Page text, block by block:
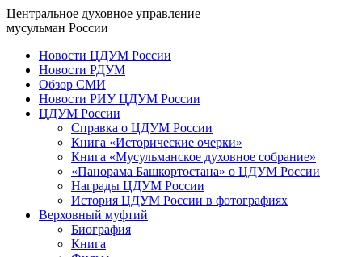
Центральное духовное управление
мусульман России
Новости ЦДУМ России
Новости РДУМ
Обзор СМИ
Новости РИУ ЦДУМ России
ЦДУМ России
Справка о ЦДУМ России
Книга «Исторические очерки»
Книга «Мусульманское духовное собрание»
«Панорама Башкортостана» о ЦДУМ России
Награды ЦДУМ России
История ЦДУМ России в фотографиях
Верховный муфтий
Биография
Книга